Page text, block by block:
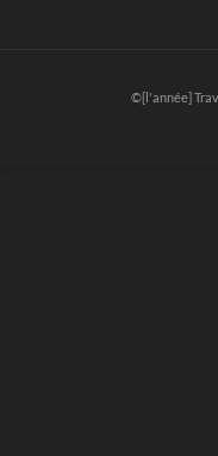
©[l'année]